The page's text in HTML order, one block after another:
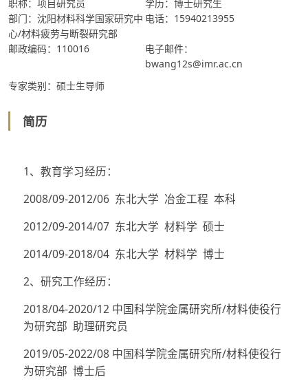
职称：项目研究员
学历：博士研究生
部门：沈阳材料科学国家研究中
心/材料疲劳与断裂研究部
电话：15940213955
邮政编码：110016
电子邮件：
bwang12s@imr.ac.cn
专家类别：硕士生导师
简历
1、教育学习经历：
2008/09-2012/06 东北大学 冶金工程 本科
2012/09-2014/07 东北大学 材料学 硕士
2014/09-2018/04 东北大学 材料学 博士
2、研究工作经历：
2018/04-2020/12 中国科学院金属研究所/材料使役行
为研究部 助理研究员
2019/05-2022/08 中国科学院金属研究所/材料使役行
为研究部 博士后